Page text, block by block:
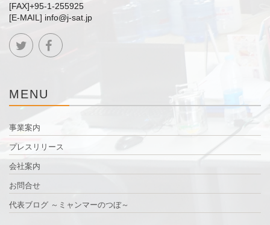
[FAX]+95-1-255925
[E-MAIL] info@j-sat.jp
MENU
事業案内
プレスリリース
会社案内
お問合せ
代表ブログ ～ミャンマーのつぼ～